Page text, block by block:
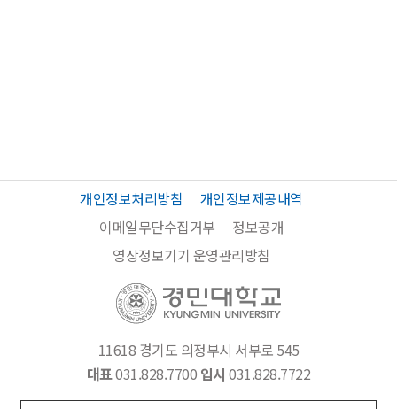
개인정보처리방침
개인정보제공내역
이메일무단수집거부
정보공개
영상정보기기 운영관리방침
11618 경기도 의정부시 서부로 545
대표031.828.7700 입시 031.828.7722